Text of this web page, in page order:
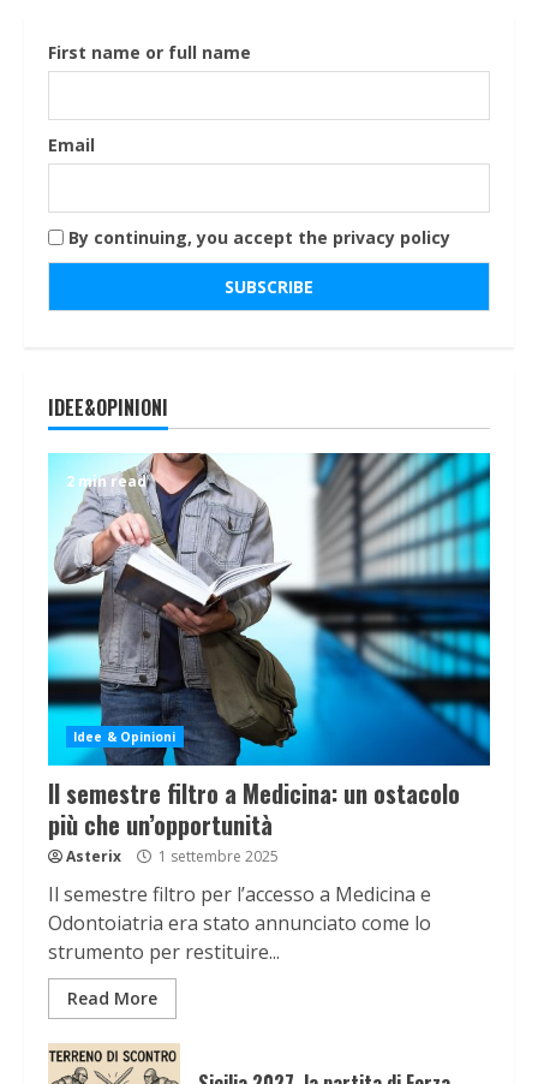
First name or full name
Email
By continuing, you accept the privacy policy
IDEE&OPINIONI
2 min read
Idee & Opinioni
Il semestre filtro a Medicina: un ostacolo
più che un’opportunità
Asterix 1 settembre 2025
Il semestre filtro per l’accesso a Medicina e
Odontoiatria era stato annunciato come lo
strumento per restituire...
Read More